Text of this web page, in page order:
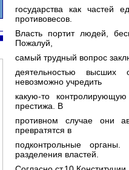
государства как частей
противовесов.
Власть портит людей,
Пожалуй,
самый трудный вопрос
деятельностью
невозможно учредить
какую-то
престижа. В
противном случае они
превратятся в
подконтрольные
разделения властей.